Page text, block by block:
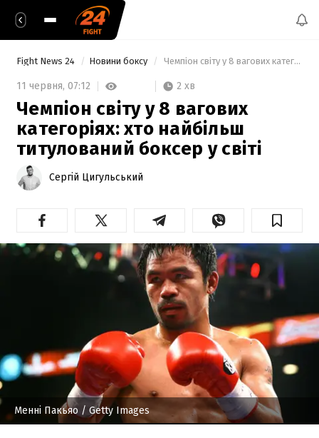
Fight News 24 Новини боксу Чемпіон світу у 8 вагових категоріях: хто найбільш титулований боксер у світі
11 червня, 07:12 2 хв
Чемпіон світу у 8 вагових
категоріях: хто найбільш
титулований боксер у світі
Сергій Цигульський
Менні Пакьяо / Getty Images